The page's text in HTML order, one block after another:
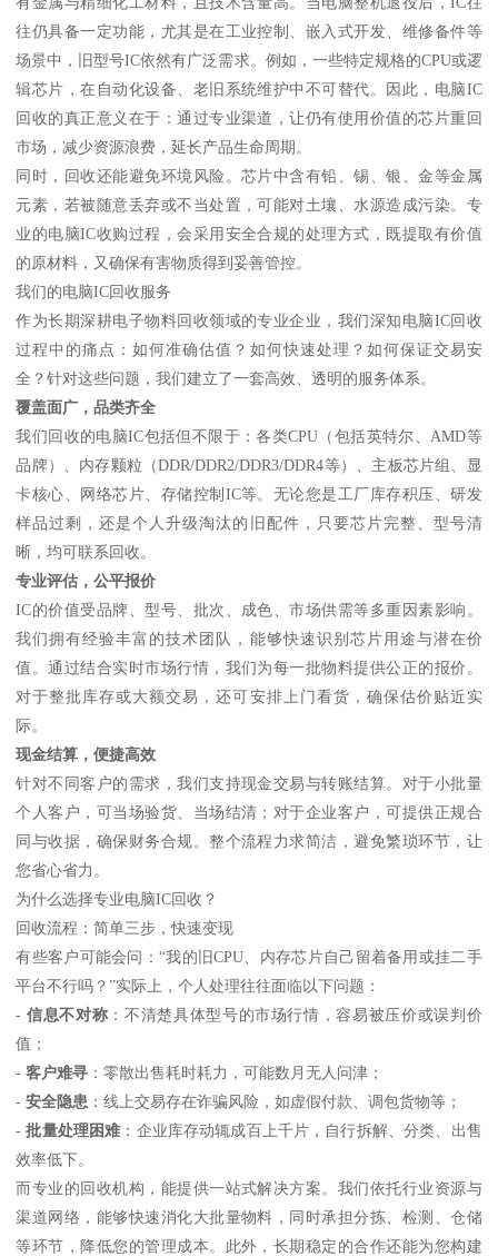
往仍具备一定功能，尤其是在工业控制、嵌入式开发、维修备件等
场景中，旧型号IC依然有广泛需求。例如，一些特定规格的CPU或逻
辑芯片，在自动化设备、老旧系统维护中不可替代。因此，电脑IC
回收的真正意义在于：通过专业渠道，让仍有使用价值的芯片重回
市场，减少资源浪费，延长产品生命周期。
同时，回收还能避免环境风险。芯片中含有铅、锡、银、金等金属
元素，若被随意丢弃或不当处置，可能对土壤、水源造成污染。专
业的电脑IC收购过程，会采用安全合规的处理方式，既提取有价值
的原材料，又确保有害物质得到妥善管控。
我们的电脑IC回收服务
作为长期深耕电子物料回收领域的专业企业，我们深知电脑IC回收
过程中的痛点：如何准确估值？如何快速处理？如何保证交易安
全？针对这些问题，我们建立了一套高效、透明的服务体系。
覆盖面广，品类齐全
我们回收的电脑IC包括但不限于：各类CPU（包括英特尔、AMD等
品牌）、内存颗粒（DDR/DDR2/DDR3/DDR4等）、主板芯片组、显
卡核心、网络芯片、存储控制IC等。无论您是工厂库存积压、研发
样品过剩，还是个人升级淘汰的旧配件，只要芯片完整、型号清
晰，均可联系回收。
专业评估，公平报价
IC的价值受品牌、型号、批次、成色、市场供需等多重因素影响。
我们拥有经验丰富的技术团队，能够快速识别芯片用途与潜在价
值。通过结合实时市场行情，我们为每一批物料提供公正的报价。
对于整批库存或大额交易，还可安排上门看货，确保估价贴近实
际。
现金结算，便捷高效
针对不同客户的需求，我们支持现金交易与转账结算。对于小批量
个人客户，可当场验货、当场结清；对于企业客户，可提供正规合
同与收据，确保财务合规。整个流程力求简洁，避免繁琐环节，让
您省心省力。
为什么选择专业电脑IC回收？
回收流程：简单三步，快速变现
有些客户可能会问：“我的旧CPU、内存芯片自己留着备用或挂二手
平台不行吗？”实际上，个人处理往往面临以下问题：
- 信息不对称 ：不清楚具体型号的市场行情，容易被压价或误判价
值；
-客户难寻 ：零散出售耗时耗力，可能数月无人问津；
-安全隐患 ：线上交易存在诈骗风险，如虚假付款、调包货物等；
-批量处理困难：企业库存动辄成百上千片，自行拆解、分类、出售
效率低下。
而专业的回收机构，能提供一站式解决方案。我们依托行业资源与
渠道网络，能够快速消化大批量物料，同时承担分拣、检测、仓储
等环节，降低您的管理成本。此外，长期稳定的合作还能为您构建